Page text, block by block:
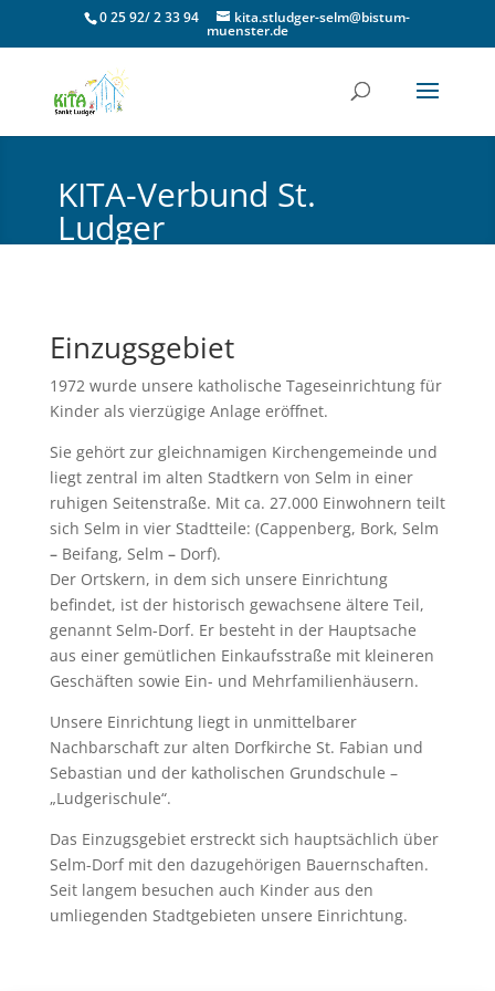
0 25 92/ 2 33 94 kita.stludger-selm@bistum-
muenster.de
KITA-Verbund St.
Ludger
Einzugsgebiet
1972 wurde unsere katholische Tageseinrichtung für
Kinder als vierzügige Anlage eröffnet.
Sie gehört zur gleichnamigen Kirchengemeinde und
liegt zentral im alten Stadtkern von Selm in einer
ruhigen Seitenstraße. Mit ca. 27.000 Einwohnern teilt
sich Selm in vier Stadtteile: (Cappenberg, Bork, Selm
–Beifang, Selm –Dorf).
Der Ortskern, in dem sich unsere Einrichtung
befindet, ist der historisch gewachsene ältere Teil,
genannt Selm-Dorf. Er besteht in der Hauptsache
aus einer gemütlichen Einkaufsstraße mit kleineren
Geschäften sowie Ein- und Mehrfamilienhäusern.
Unsere Einrichtung liegt in unmittelbarer
Nachbarschaft zur alten Dorfkirche St. Fabian und
Sebastian und der katholischen Grundschule –
„Ludgerischule“.
Das Einzugsgebiet erstreckt sich hauptsächlich über
Selm-Dorf mit den dazugehörigen Bauernschaften.
Seit langem besuchen auch Kinder aus den
umliegenden Stadtgebieten unsere Einrichtung.